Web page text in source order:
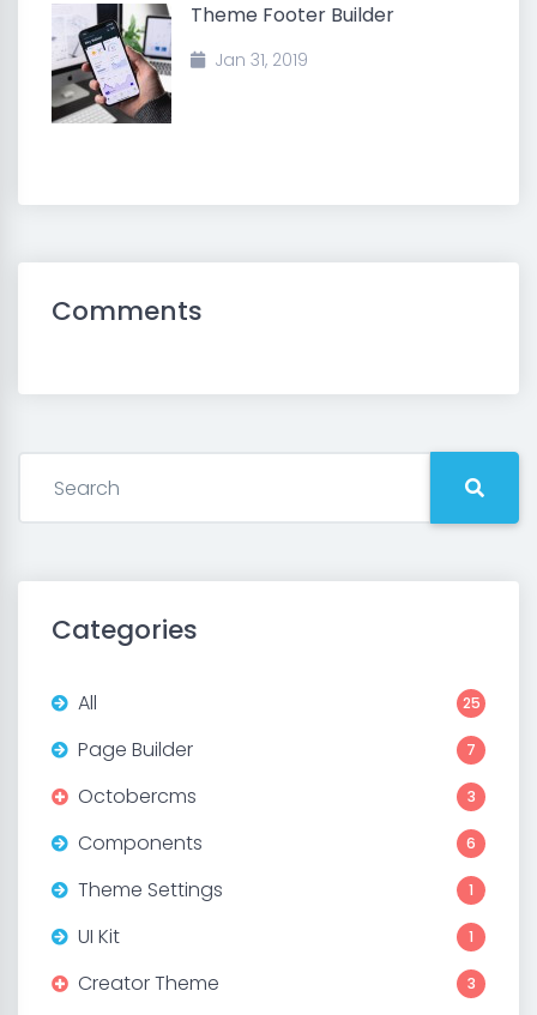
Theme Footer Builder
Jan 31, 2019
Comments
Categories
All 25
Page Builder 7
Octobercms 3
Components 6
Theme Settings 1
UI Kit 1
Creator Theme 3